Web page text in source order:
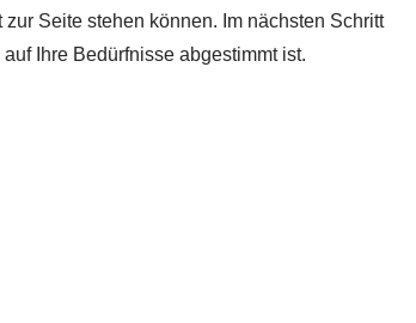
Seite stehen können. Im nächsten Schritt
Ihre Bedürfnisse abgestimmt ist.